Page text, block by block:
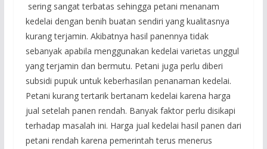
sering sangat terbatas sehingga petani menanam
kedelai dengan benih buatan sendiri yang kualitasnya
kurang terjamin. Akibatnya hasil panennya tidak
sebanyak apabila menggunakan kedelai varietas unggul
yang terjamin dan bermutu. Petani juga perlu diberi
subsidi pupuk untuk keberhasilan penanaman kedelai.
Petani kurang tertarik bertanam kedelai karena harga
jual setelah panen rendah. Banyak faktor perlu disikapi
terhadap masalah ini. Harga jual kedelai hasil panen dari
petani rendah karena pemerintah terus menerus